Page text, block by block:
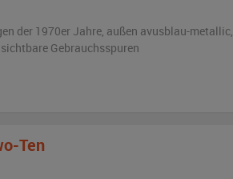
der 1970er Jahre, außen avusblau-metallic,
Gebrauchsspuren
Ten